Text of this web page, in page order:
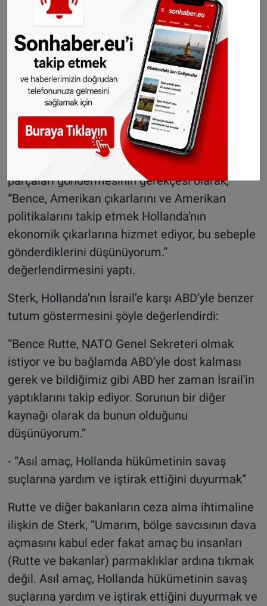
Hollanda hükümeti, İsrail hükümetine silah
sağlamanın güvenli olmadığını zaten
bilmeliydi.” diye konuştu.
“Amerikan politikalarını takip etmek
Hollanda'nın ekonomik çıkarlarına hizmet
ediyor”
Sterk, İsrail’in hukuk ihlallerini öngörmesinin
gerekmesine ve bu konuda uyarılmalarına
rağmen Hollanda hükümetinin İsrail’e F-35
parçaları göndermesinin gerekçesi olarak,
“Bence, Amerikan çıkarlarını ve Amerikan
politikalarını takip etmek Hollanda'nın
ekonomik çıkarlarına hizmet ediyor, bu sebeple
gönderdiklerini düşünüyorum.”
değerlendirmesini yaptı.
Sterk, Hollanda’nın İsrail’e karşı ABD’yle benzer
tutum göstermesini şöyle değerlendirdi:
“Bence Rutte, NATO Genel Sekreteri olmak
istiyor ve bu bağlamda ABD’yle dost kalması
gerek ve bildiğimiz gibi ABD her zaman İsrail'in
yaptıklarını takip ediyor. Sorunun bir diğer
kaynağı olarak da bunun olduğunu
düşünüyorum.”
- “Asıl amaç, Hollanda hükümetinin savaş
suçlarına yardım ve iştirak ettiğini duyurmak”
Rutte ve diğer bakanların ceza alma ihtimaline
ilişkin de Sterk, “Umarım, bölge savcısının dava
açmasını kabul eder fakat amaç bu insanları
(Rutte ve bakanlar) parmaklıklar ardına tıkmak
değil. Asıl amaç, Hollanda hükümetinin savaş
suçlarına yardım ve iştirak ettiğini duyurmak ve